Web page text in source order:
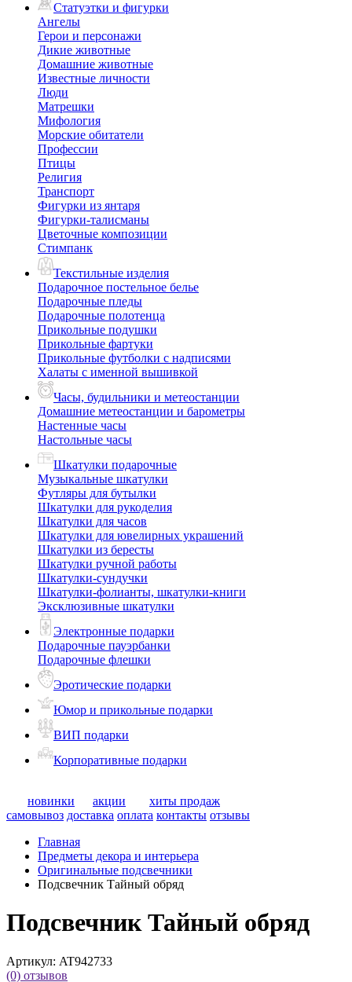
Статуэтки и фигурки
Ангелы
Герои и персонажи
Дикие животные
Домашние животные
Известные личности
Люди
Матрешки
Мифология
Морские обитатели
Профессии
Птицы
Религия
Транспорт
Фигурки из янтаря
Фигурки-талисманы
Цветочные композиции
Стимпанк
Текстильные изделия
Подарочное постельное белье
Подарочные пледы
Подарочные полотенца
Прикольные подушки
Прикольные фартуки
Прикольные футболки с надписями
Халаты с именной вышивкой
Часы, будильники и метеостанции
Домашние метеостанции и барометры
Настенные часы
Настольные часы
Шкатулки подарочные
Музыкальные шкатулки
Футляры для бутылки
Шкатулки для рукоделия
Шкатулки для часов
Шкатулки для ювелирных украшений
Шкатулки из бересты
Шкатулки ручной работы
Шкатулки-сундучки
Шкатулки-фолианты, шкатулки-книги
Эксклюзивные шкатулки
Электронные подарки
Подарочные пауэрбанки
Подарочные флешки
Эротические подарки
Юмор и прикольные подарки
ВИП подарки
Корпоративные подарки
новинки акции
хиты продаж
самовывоз доставка оплата контакты отзывы
Главная
Предметы декора и интерьера
Оригинальные подсвечники
Подсвечник Тайный обряд
Подсвечник Тайный обряд
Артикул: AT942733
(0) отзывов